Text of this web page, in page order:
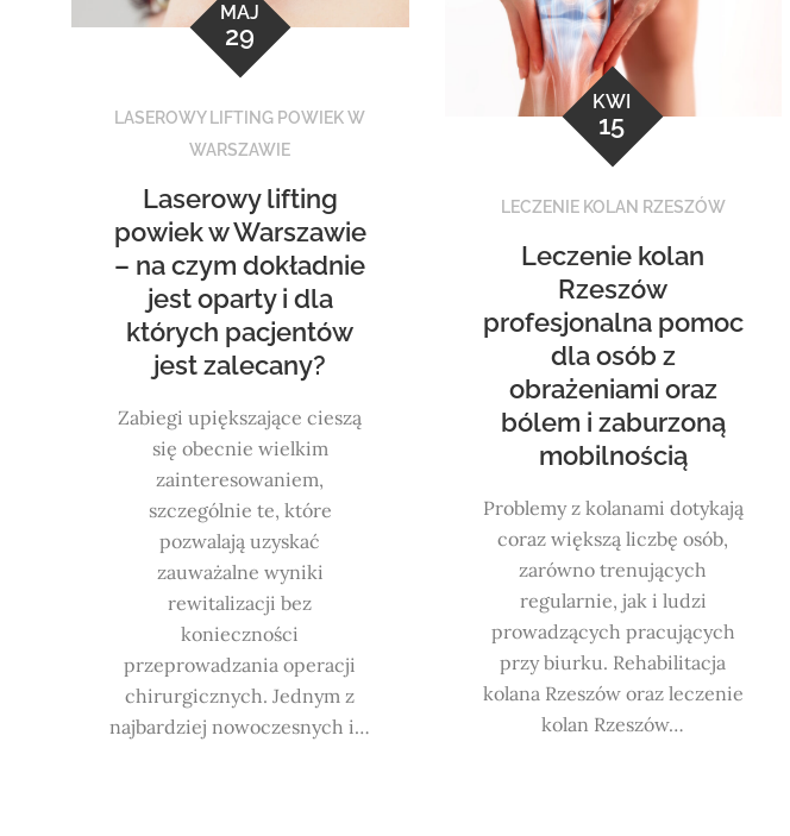
MAJ
29
LASEROWY LIFTING POWIEK W
WARSZAWIE
Laserowy lifting
powiek w Warszawie
– na czym dokładnie
jest oparty i dla
których pacjentów
jest zalecany?
Zabiegi upiększające cieszą
się obecnie wielkim
zainteresowaniem,
szczególnie te, które
pozwalają uzyskać
zauważalne wyniki
rewitalizacji bez
konieczności
przeprowadzania operacji
chirurgicznych. Jednym z
najbardziej nowoczesnych i…
KWI
15
LECZENIE KOLAN RZESZÓW
Leczenie kolan
Rzeszów
profesjonalna pomoc
dla osób z
obrażeniami oraz
bólem i zaburzoną
mobilnością
Problemy z kolanami dotykają
coraz większą liczbę osób,
zarówno trenujących
regularnie, jak i ludzi
prowadzących pracujących
przy biurku. Rehabilitacja
kolana Rzeszów oraz leczenie
kolan Rzeszów…